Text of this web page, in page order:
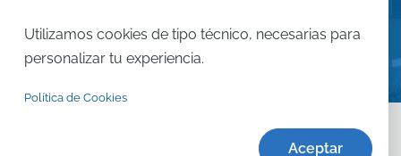
Legal
Mapa del sitio
Utilizamos cookies de tipo técnico, necesarias para
personalizar tu experiencia.
Política de Cookies
Aceptar